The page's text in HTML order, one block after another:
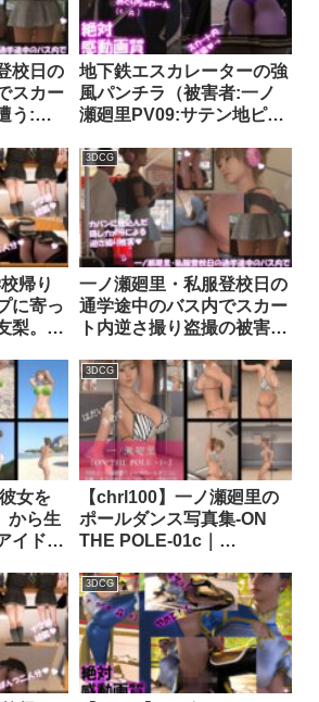
校日の
スカー
う:居
ティ）
地下鉄エスカレーターの強
風パンチラ（被害者:一ノ
瀬廻里PV09:サテン地ピン
d_304511│ Libido-Labo
帰り
に寄っ
梨。
シーな
）｜
Labo
3DCG
一ノ瀬廻里・私服登校日の
通学途中のバス内でスカー
ト内逆さ撮り盗撮の被害に
テン黒地ピンク水玉パンテ
ィ）｜d_736878
女を
から生
イドル
撮影風
Labo
3DCG
【chrl100】一ノ瀬廻里の
ポールダンス写真集-ON
THE POLE-01c｜
3DCG